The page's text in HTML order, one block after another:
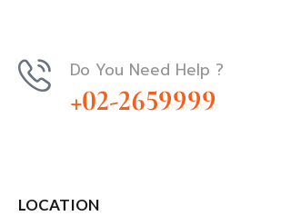
Do You Need Help ?
+02-2659999
LOCATION